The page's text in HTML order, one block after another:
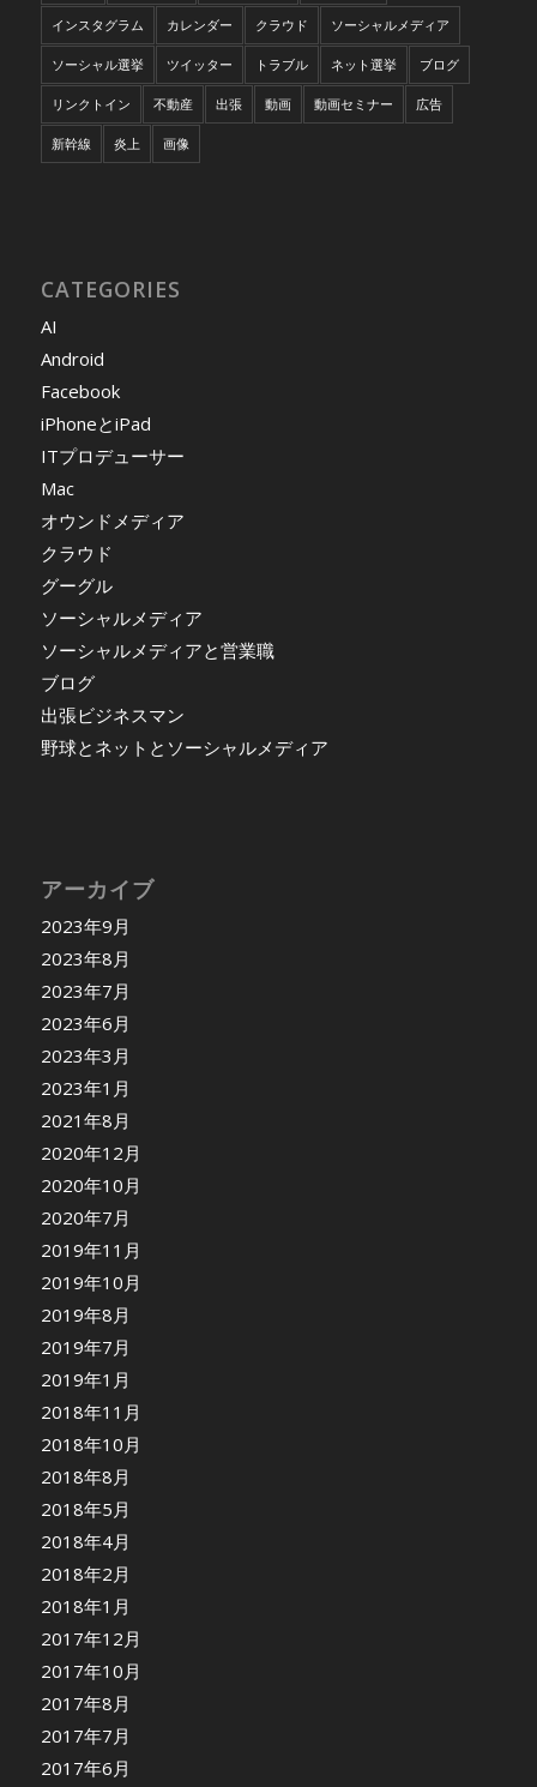
インスタグラム カレンダー クラウド ソーシャルメディア
ソーシャル選挙 ツイッター トラブル ネット選挙 ブログ
リンクトイン 不動産 出張 動画 動画セミナー 広告
新幹線 炎上 画像
CATEGORIES
AI
Android
Facebook
iPhoneとiPad
ITプロデューサー
Mac
オウンドメディア
クラウド
グーグル
ソーシャルメディア
ソーシャルメディアと営業職
ブログ
出張ビジネスマン
野球とネットとソーシャルメディア
アーカイブ
2023年9月
2023年8月
2023年7月
2023年6月
2023年3月
2023年1月
2021年8月
2020年12月
2020年10月
2020年7月
2019年11月
2019年10月
2019年8月
2019年7月
2019年1月
2018年11月
2018年10月
2018年8月
2018年5月
2018年4月
2018年2月
2018年1月
2017年12月
2017年10月
2017年8月
2017年7月
2017年6月